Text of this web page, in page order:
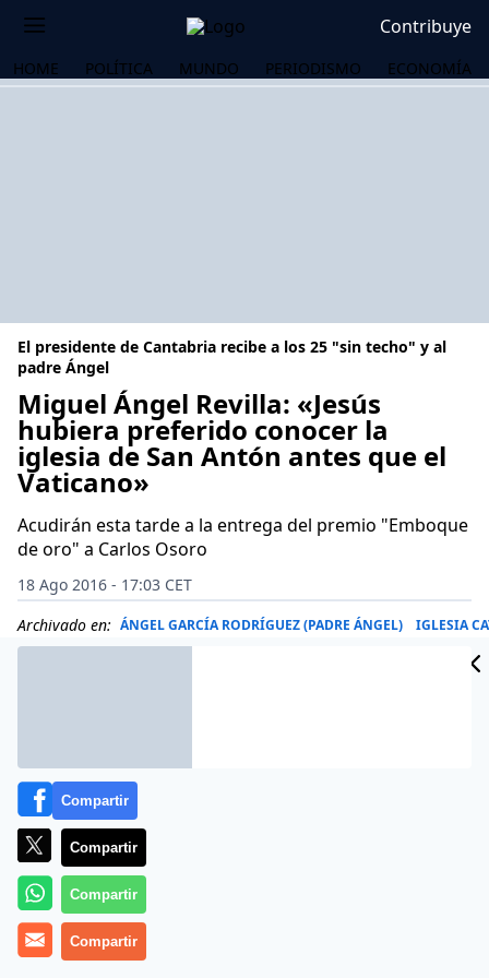
Contribuye
HOME POLÍTICA MUNDO PERIODISMO ECONOMÍA
El presidente de Cantabria recibe a los 25 "sin techo" y al
padre Ángel
Miguel Ángel Revilla: «Jesús
hubiera preferido conocer la
iglesia de San Antón antes que el
Vaticano»
Acudirán esta tarde a la entrega del premio "Emboque
de oro" a Carlos Osoro
18 Ago 2016 - 17:03 CET
Archivado en: ÁNGEL GARCÍA RODRÍGUEZ (PADRE ÁNGEL) IGLESIA
Compartir
Compartir
Compartir
Compartir